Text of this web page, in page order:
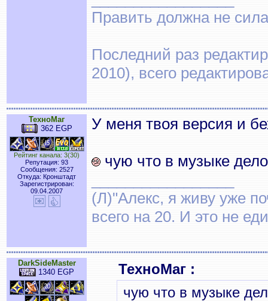
Править должна не
Последний раз
2010), всего
ТехноМаг
362 EGP
Рейтинг канала: 3(30)
Репутация: 93
Сообщения: 2527
Откуда: Кронштадт
Зарегистрирован:
09.04.2007
У меня твоя версия и
чую что в музыке
(Л)"Алекс, я живу уже
всего на 20. И это не
DarkSideMaster
1340 EGP
ТехноМаг :
чую что в музыке